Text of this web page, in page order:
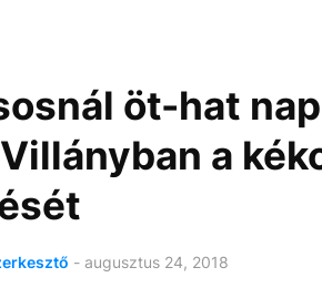
öt-hat
a
- augusztus 24, 2018